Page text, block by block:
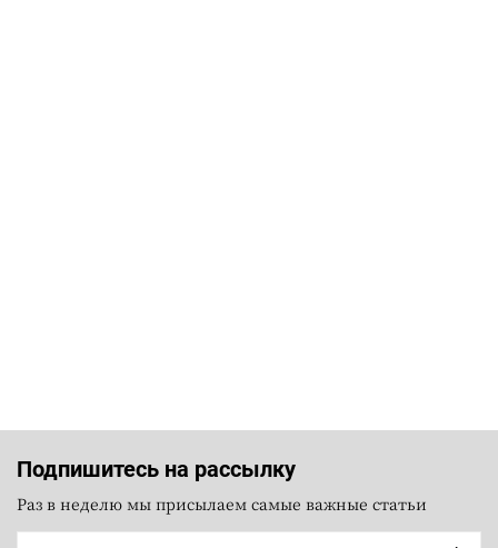
Подпишитесь на рассылку
Раз в неделю мы присылаем самые важные статьи